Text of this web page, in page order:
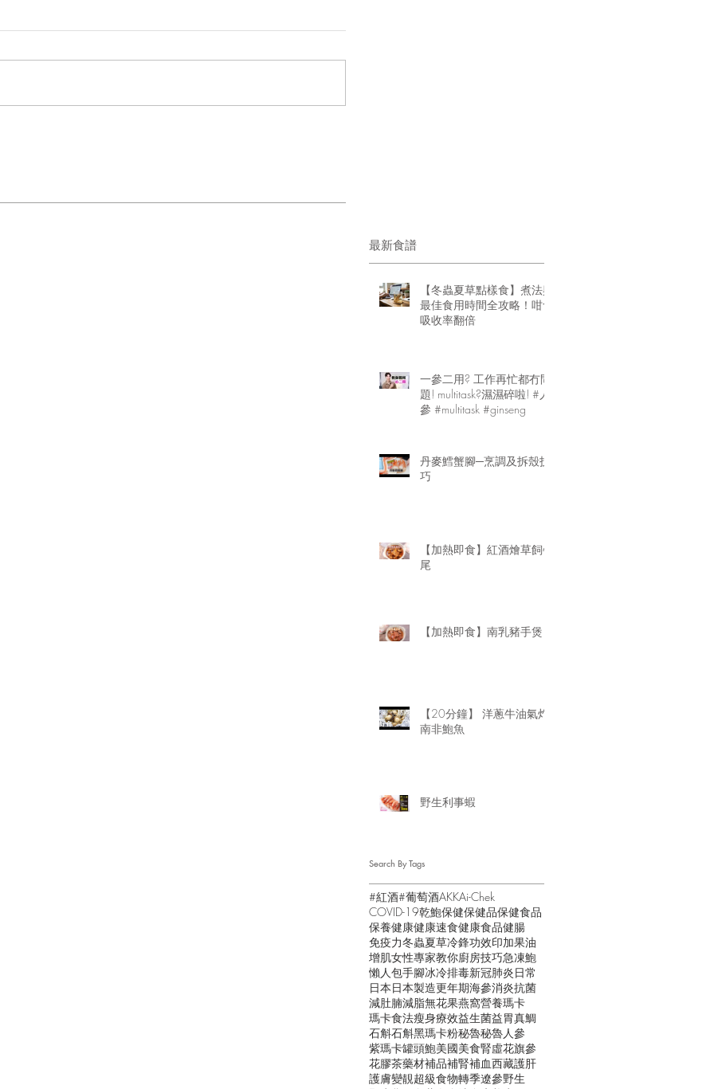
最新食譜
【冬蟲夏草點樣食】煮法與
最佳食用時間全攻略！咁食
吸收率翻倍
一參二用? 工作再忙都冇問
題! multitask?濕濕碎啦! #人
參 #multitask #ginseng
丹麥鱈蟹腳─烹調及拆殼技
巧
【加熱即食】紅酒燴草飼牛
尾
【加熱即食】南乳豬手煲
【20分鐘】 洋蔥牛油氣炸
南非鮑魚
野生利事蝦
Search By Tags
#紅酒#葡萄酒AKKAi-Chek
COVID-19乾鮑保健保健品保健食品
保養健康健康速食健康食品健腸
免疫力冬蟲夏草冷鋒功效印加果油
增肌女性專家教你廚房技巧急凍鮑
懶人包手腳冰冷排毒新冠肺炎日常
日本日本製造更年期海參消炎抗菌
減肚腩減脂無花果燕窩營養瑪卡
瑪卡食法瘦身療效益生菌益胃真鯛
石斛石斛黑瑪卡粉秘魯秘魯人參
紫瑪卡罐頭鮑美國美食腎虛花旗參
花膠茶藥材補品補腎補血西藏護肝
護膚變靚超級食物轉季遼參野生